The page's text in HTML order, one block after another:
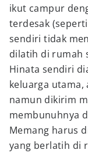
ikut campur
terdesak
sendiri tidak
dilatih di rumah
Hinata sendiri
keluarga utama,
namun dikirim
membunuhnya
Memang harus
yang berlatih di